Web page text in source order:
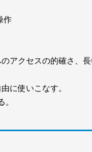
作
アクセスの的確さ、
に使いこなす。
。